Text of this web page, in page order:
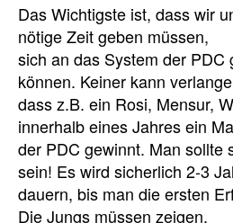
Das Wichtigste ist, dass wir
nötige Zeit geben müssen,
sich an das System der PDC
können. Keiner kann
dass z.B. ein Rosi, Mensur,
innerhalb eines Jahres ein
der PDC gewinnt. Man sollte
sein! Es wird sicherlich 2-3
dauern, bis man die ersten
Die Jungs müssen zeigen,